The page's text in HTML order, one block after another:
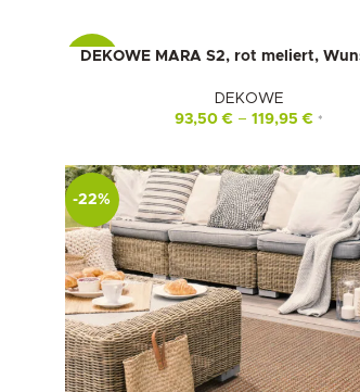
-16%
DEKOWE MARA S2, rot meliert,
DEKOWE
93,50€ –119,95€ *
-22%